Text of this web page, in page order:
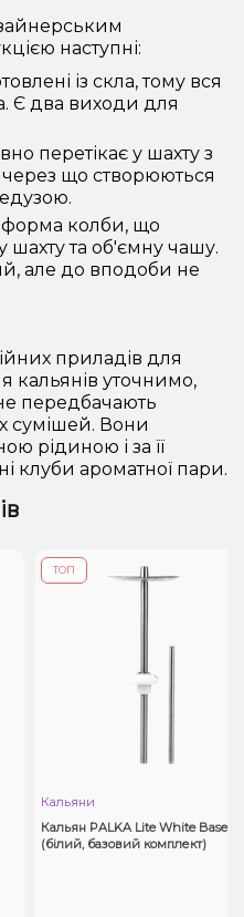
наступні:
із скла, тому вся
Є два виходи для
перетікає у шахту з
що створюються
форма колби, що
шахту та об'ємну чашу.
але до вподоби не
приладів для
кальянів уточнимо,
передбачають
сумішей. Вони
рідиною і за її
клуби ароматної пари.
ТОП
Кальяни
Кальян PALKA Lite White Base
(білий, базовий комплект)